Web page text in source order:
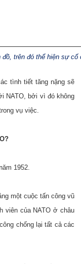
trên đó thể hiện sự cố
tình tiết tăng nặng sẽ
NATO, bởi vì đó không
vụ việc.
1952.
một cuộc tấn công vũ
viên của NATO ở châu
chống lại tất cả các